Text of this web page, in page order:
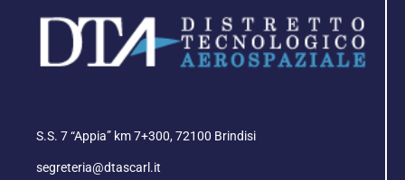
S.S. 7 “Appia” km 7+300, 72100 Brindisi
segreteria@dtascarl.it